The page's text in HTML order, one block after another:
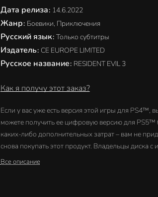
Дата релиза: 14.6.2022
Жанр: Боевики, Приключения
Русский язык: Только субтитры
Издатель: CE EUROPE LIMITED
Русское название: RESIDENT EVIL 3
Как я получу этот заказ?
Если у вас уже есть версия этой игры для PS4™,
можете получить ее цифровую версию для PS5™
каких-либо дополнительных затрат – вам не
снова покупать этот продукт. Владельцы диска с
для PS4™ должны вставлять его в PS5™ каждый
Все описание